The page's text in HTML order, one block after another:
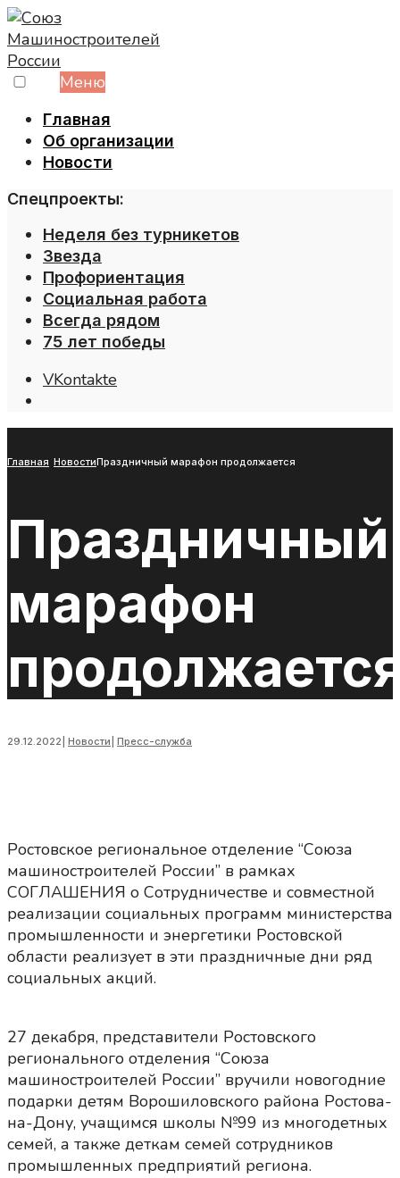
Skip
to
content
Меню
Главная
Об организации
Новости
Спецпроекты:
Неделя без турникетов
Звезда
Профориентация
Социальная работа
Всегда рядом
75 лет победы
VKontakte
Главная НовостиПраздничный марафон продолжается
Праздничный
марафон
29.12.2022 Новости Пресс-служба
Ростовское региональное отделение “Союза
машиностроителей России” в рамках
СОГЛАШЕНИЯ о Сотрудничестве и совместной
реализации социальных программ министерства
промышленности и энергетики Ростовской
области реализует в эти праздничные дни ряд
социальных акций.
27 декабря, представители Ростовского
регионального отделения “Союза
машиностроителей России” вручили новогодние
подарки детям Ворошиловского района Ростова-
на-Дону, учащимся школы №99 из многодетных
семей, а также деткам семей сотрудников
промышленных предприятий региона.